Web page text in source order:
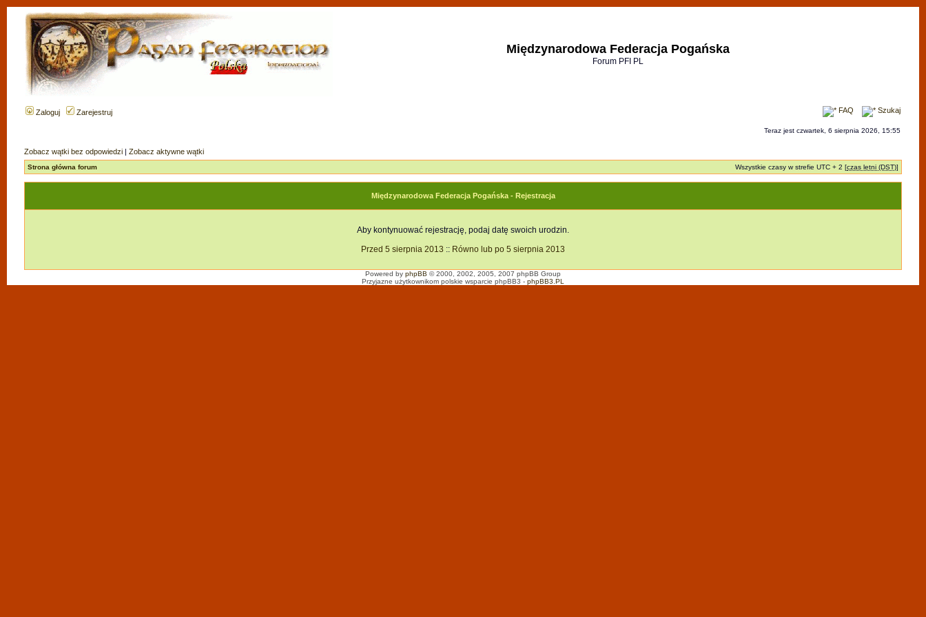
Międzynarodowa Federacja Pogańska
Forum PFI PL
Zaloguj Zarejestruj FAQ Szukaj
Teraz jest czwartek, 6 sierpnia 2026, 15:55
Zobacz wątki bez odpowiedzi | Zobacz aktywne wątki
Strona główna forum Wszystkie czasy w strefie UTC + 2 [czas letni (DST)]
Międzynarodowa Federacja Pogańska - Rejestracja
Aby kontynuować rejestrację, podaj datę swoich urodzin.
Przed 5 sierpnia 2013 :: Równo lub po 5 sierpnia 2013
Powered by phpBB © 2000, 2002, 2005, 2007 phpBB Group
Przyjazne użytkownikom polskie wsparcie phpBB3 - phpBB3.PL